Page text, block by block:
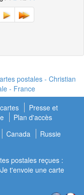
postales - Christian
- France
Presse et
Plan d'accès
Canada
Russie
postales reçues :
t'envoie une carte